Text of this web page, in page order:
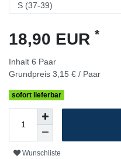
18,90 EUR *
Inhalt 6 Paar
Grundpreis 3,15 € / Paar
sofort lieferbar
Wunschliste